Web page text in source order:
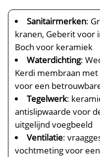
Sanitairmerken:
kranen, Geberit voor
Boch voor keramiek
Waterdichting:
Kerdi membraan
voor een
Tegelwerk:
antislipwaarde voor
uitgelijnd voegbeeld
Ventilatie:
vochtmeting voor